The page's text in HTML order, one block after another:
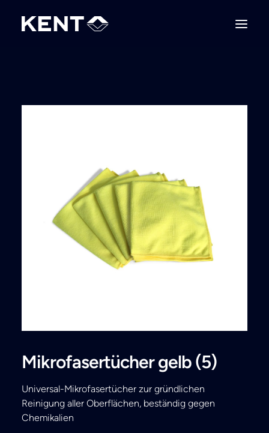
Mikrofasertücher gelb (5)
Universal-Mikrofasertücher zur gründlichen
Reinigung aller Oberflächen, beständig gegen
Chemikalien